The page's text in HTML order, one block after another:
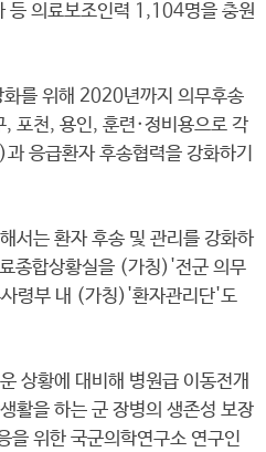
등 의료보조인력 1,104명을 충원
를 위해 2020년까지 의무후송
포천, 용인, 훈련·정비용으로 각
응급환자 후송협력을 강화하기
서는 환자 후송 및 관리를 강화하
종합상황실을 (가칭)'전군 의무
령부 내 (가칭)'환자관리단'도
상황에 대비해 병원급 이동전개
활을 하는 군 장병의 생존성 보장
을 위한 국군의학연구소 연구인